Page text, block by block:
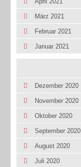
März 2021
Februar 2021
Januar 2021
Dezember 2020
November 2020
Oktober 2020
September 2020
August 2020
Juli 2020